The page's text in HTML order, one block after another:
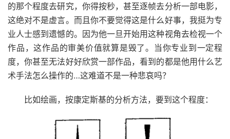
的那个程度去研究，你得按秒，甚至逐帧去分析一部电影，
这绝对不是虚言。而且你不要觉得这是什么好事，我挺为专
业人士感到遗憾的。因为他一旦开始用这种视角去检视一个
作品，这作品的审美价值就算是毁了。当你专业到一定程
度，你甚至无法好好欣赏一部作品，看到的都是他用什么艺
术手法怎么操作的…这难道不是一种悲哀吗？
比如绘画，按康定斯基的分析方法，要到这个程度：